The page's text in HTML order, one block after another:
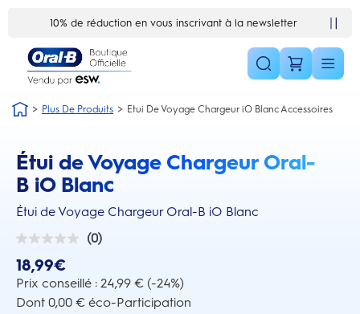
10% de réduction en vous inscrivant à la newsletter
Plus De Produits Etui De Voyage Chargeur iO Blanc Accessoires
Étui de Voyage Chargeur Oral-
B iO Blanc
Étui de Voyage Chargeur Oral-B iO Blanc
this action will scroll you to the reviews section
(0)
0.0
étoiles.
18,99€
Prix conseillé : 24,99 € (-24%)
Dont 0,00 € éco-Participation